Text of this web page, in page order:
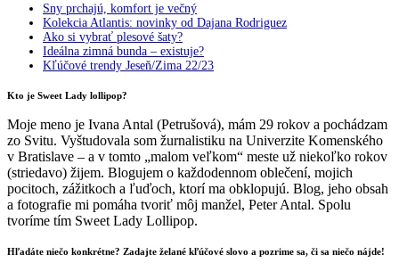
Sny prchajú, komfort je večný
Kolekcia Atlantis: novinky od Dajana Rodriguez
Ako si vybrať plesové šaty?
Ideálna zimná bunda – existuje?
Kľúčové trendy Jeseň/Zima 22/23
Kto je Sweet Lady lollipop?
Moje meno je Ivana Antal (Petrušová), mám 29 rokov a pochádzam
zo Svitu. Vyštudovala som žurnalistiku na Univerzite Komenského
v Bratislave – a v tomto „malom veľkom“ meste už niekoľko rokov
(striedavo) žijem. Blogujem o každodennom oblečení, mojich
pocitoch, zážitkoch a ľuďoch, ktorí ma obklopujú. Blog, jeho obsah
a fotografie mi pomáha tvoriť môj manžel, Peter Antal. Spolu
tvoríme tím Sweet Lady Lollipop.
Hľadáte niečo konkrétne? Zadajte želané kľúčové slovo a pozrime sa, či sa niečo nájde!